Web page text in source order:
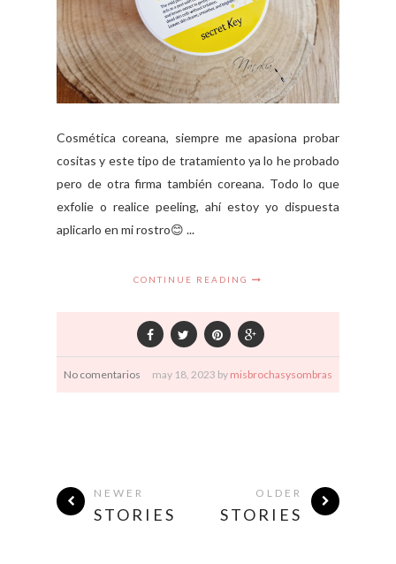
Cosmética coreana, siempre me apasiona probar
cositas y este tipo de tratamiento ya lo he probado
pero de otra firma también coreana. Todo lo que
exfolie o realice peeling, ahí estoy yo dispuesta
aplicarlo en mi rostro😊 ...
CONTINUE READING
No comentarios may 18, 2023 by misbrochasysombras
NEWER
STORIES
OLDER
STORIES